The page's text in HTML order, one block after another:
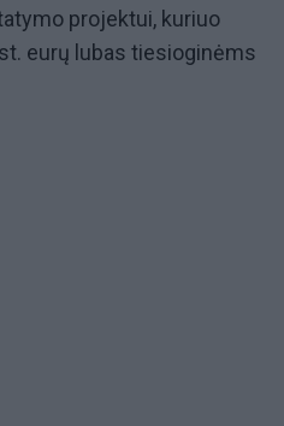
projektui, kuriuo
eurų lubas tiesioginėms